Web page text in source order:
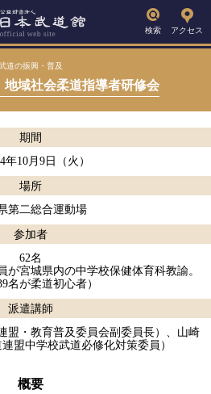
検索 アクセス
道の振興・普及
地域社会柔道指導者研修会
期間
年10月9日（火）
場所
第二総合運動場
参加者
62名
が宮城県内の中学校保健体育科教諭。
名が柔道初心者）
派遣講師
盟・教育普及委員会副委員長）、山崎
盟中学校武道必修化対策委員）
概要